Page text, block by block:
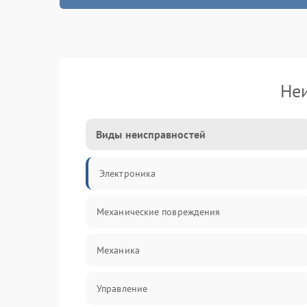
Виды неисправностей
Электроника
Механические повреждения
Механика
Управление